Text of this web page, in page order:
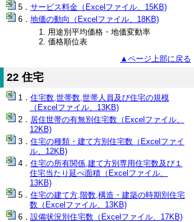
サービス料金（Excelファイル、15KB)
地価の動向（Excelファイル、18KB)
用途別平均価格・地価変動率
価格順位表
▲ページ上部に戻る
22 住宅
住宅数,世帯数,世帯人員及び住宅の規模
（Excelファイル、13KB)
居住世帯の有無別住宅数（Excelファイル、
12KB)
住宅の種類・建て方別住宅数（Excelファイ
ル、12KB)
住宅の所有関係,建て方別専用住宅数及び１
住宅当たり延べ面積（Excelファイル、
13KB)
住宅の建て方,階数,構造・建築の時期別住宅
数（Excelファイル、13KB)
設備状況別住宅数（Excelファイル、17KB)